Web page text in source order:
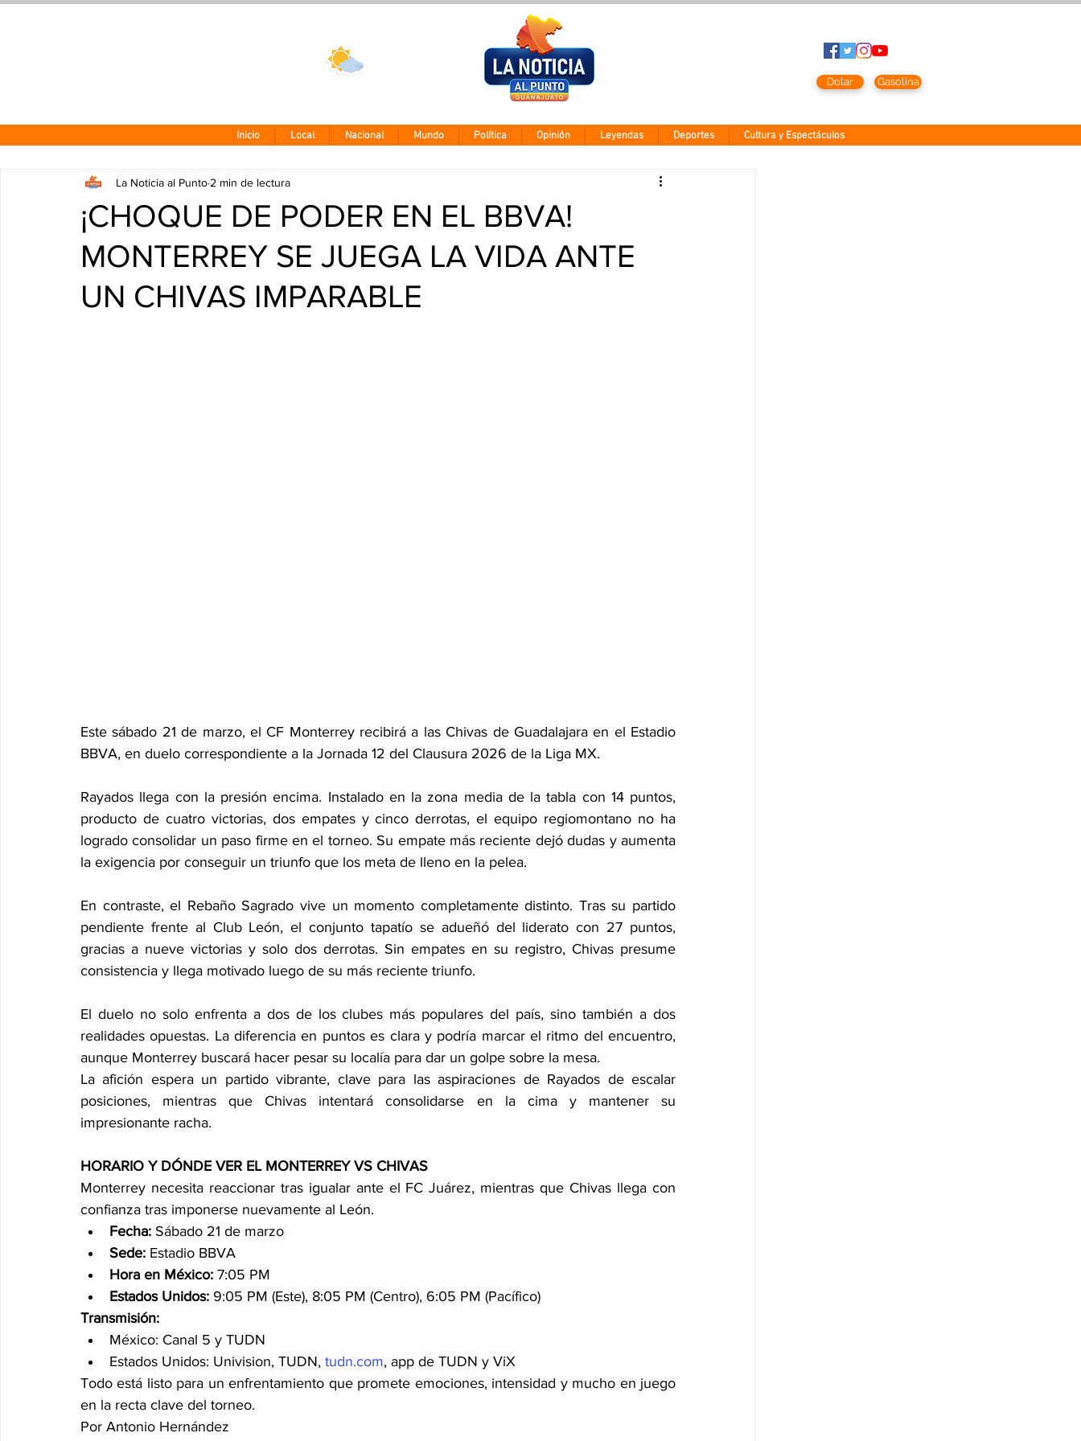
Dolar Gasolina
Inicio Local Nacional Mundo Política Opinión Leyendas Deportes Cultura y Espectáculos
¡CHOQUE DE PODER EN EL BBVA!
MONTERREY SE JUEGA LA VIDA ANTE
UN CHIVAS IMPARABLE
La Noticia al Punto 2 min de lectura
Este sábado 21 de marzo, el CF Monterrey recibirá a las Chivas de Guadalajara en el Estadio
BBVA, en duelo correspondiente a la Jornada 12 del Clausura 2026 de la Liga MX.
Rayados llega con la presión encima. Instalado en la zona media de la tabla con 14 puntos,
producto de cuatro victorias, dos empates y cinco derrotas, el equipo regiomontano no ha
logrado consolidar un paso firme en el torneo. Su empate más reciente dejó dudas y aumenta
la exigencia por conseguir un triunfo que los meta de lleno en la pelea.
En contraste, el Rebaño Sagrado vive un momento completamente distinto. Tras su partido
pendiente frente al Club León, el conjunto tapatío se adueñó del liderato con 27 puntos,
gracias a nueve victorias y solo dos derrotas. Sin empates en su registro, Chivas presume
consistencia y llega motivado luego de su más reciente triunfo.
El duelo no solo enfrenta a dos de los clubes más populares del país, sino también a dos
realidades opuestas. La diferencia en puntos es clara y podría marcar el ritmo del encuentro,
aunque Monterrey buscará hacer pesar su localía para dar un golpe sobre la mesa.
La afición espera un partido vibrante, clave para las aspiraciones de Rayados de escalar
posiciones, mientras que Chivas intentará consolidarse en la cima y mantener su
impresionante racha.
HORARIO Y DÓNDE VER EL MONTERREY VS CHIVAS
Monterrey necesita reaccionar tras igualar ante el FC Juárez, mientras que Chivas llega con
confianza tras imponerse nuevamente al León.
Fecha: Sábado 21 de marzo
Sede: Estadio BBVA
Hora en México: 7:05 PM
Estados Unidos: 9:05 PM (Este), 8:05 PM (Centro), 6:05 PM (Pacífico)
Transmisión:
México: Canal 5 y TUDN
Estados Unidos: Univision, TUDN, tudn.com, app de TUDN y ViX
Todo está listo para un enfrentamiento que promete emociones, intensidad y mucho en juego
en la recta clave del torneo.
Por Antonio Hernández